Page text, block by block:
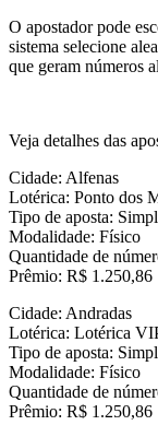
O apostador pode
sistema selecione
que geram números
Veja detalhes das
Cidade: Alfenas
Lotérica: Ponto dos
Tipo de aposta:
Modalidade: Físico
Quantidade de
Prêmio: R$ 1.250,86
Cidade: Andradas
Lotérica: Lotérica
Tipo de aposta:
Modalidade: Físico
Quantidade de
Prêmio: R$ 1.250,86